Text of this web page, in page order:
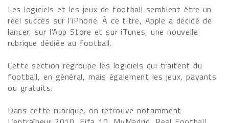
Les logiciels et les jeux de football semblent être un
réel succès sur l’iPhone. À ce titre, Apple a décidé de
lancer, sur l’App Store et sur iTunes, une nouvelle
rubrique dédiée au football.
Cette section regroupe les logiciels qui traitent du
football, en général, mais également les jeux, payants
ou gratuits.
Dans cette rubrique, on retrouve notamment